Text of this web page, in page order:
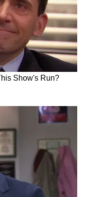
सामान्य
पर आधारित है।
है। किसी भी गाड़ी
परिणाम अलग
के लिए हमेशा
की सलाह लें।